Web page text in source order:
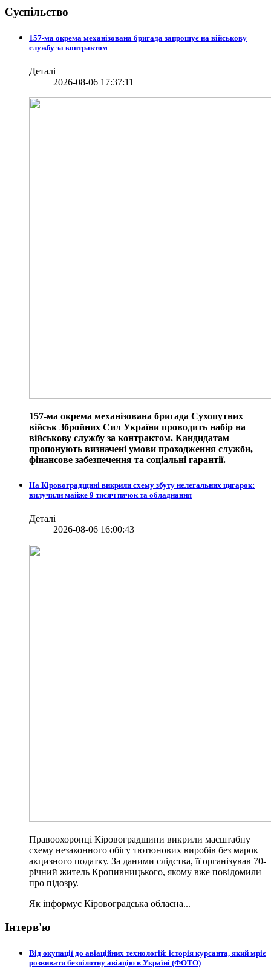
Суспільство
157-ма окрема механізована бригада запрошує на військову
службу за контрактом
Деталі
2026-08-06 17:37:11
157-ма окрема механізована бригада Сухопутних
військ Збройних Сил України проводить набір на
військову службу за контрактом. Кандидатам
пропонують визначені умови проходження служби,
фінансове забезпечення та соціальні гарантії.
На Кіровоградщині викрили схему збуту нелегальних цигарок:
вилучили майже 9 тисяч пачок та обладнання
Деталі
2026-08-06 16:00:43
Правоохоронці Кіровоградщини викрили масштабну
схему незаконного обігу тютюнових виробів без марок
акцизного податку. За даними слідства, її організував 70-
річний житель Кропивницького, якому вже повідомили
про підозру.
Як інформує Кіровоградська обласна...
Інтерв'ю
Від окупації до авіаційних технологій: історія курсанта, який мріє
розвивати безпілотну авіацію в Україні (ФОТО)